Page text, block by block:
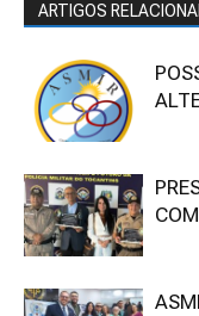
ARTIGOS